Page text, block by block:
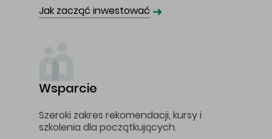
Jak zacząć inwestować ➜
Wsparcie
Szeroki zakres rekomendacji, kursy i
szkolenia dla początkujących.